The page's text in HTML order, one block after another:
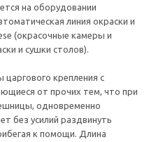
на оборудовании
линия окраски и
(окрасочные камеры и
и сушки столов).
крепления с
от прочих тем, что при
одновременно
без усилий раздвинуть
к помощи. Длина